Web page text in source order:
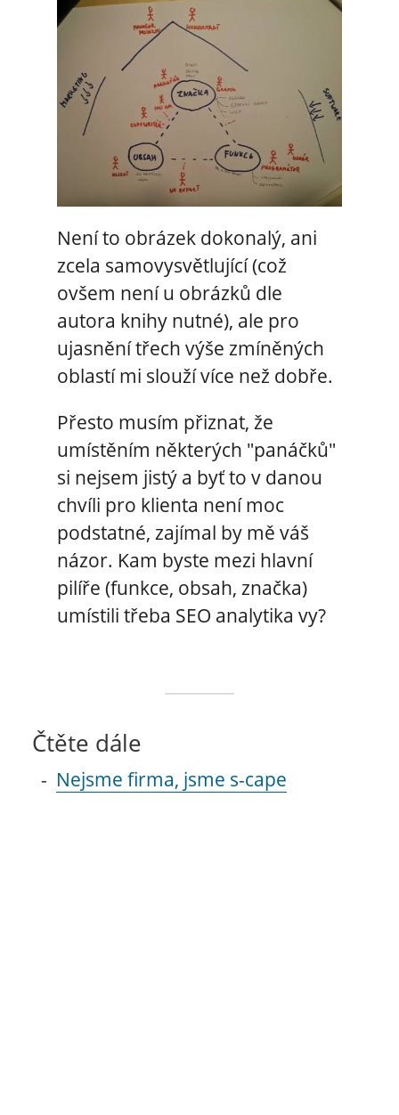
Není to obrázek dokonalý, ani
zcela samovysvětlující (což
ovšem není u obrázků dle
autora knihy nutné), ale pro
ujasnění třech výše zmíněných
oblastí mi slouží více než dobře.
Přesto musím přiznat, že
umístěním některých "panáčků"
si nejsem jistý a byť to v danou
chvíli pro klienta není moc
podstatné, zajímal by mě váš
názor. Kam byste mezi hlavní
pilíře (funkce, obsah, značka)
umístili třeba SEO analytika vy?
Čtěte dále
Nejsme firma, jsme s-cape